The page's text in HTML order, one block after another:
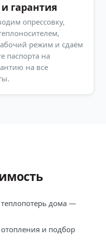
гарантия
опрессовку,
режим и сдаём
паспорта на
на все
дома —
и подбор